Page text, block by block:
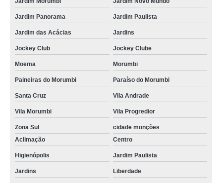
Jardim Panorama Jardim Paulista
Jardim das Acácias Jardins
Jockey Club Jockey Clube
Moema Morumbi
Paineiras do Morumbi Paraíso do Morumbi
Santa Cruz Vila Andrade
Vila Morumbi Vila Progredior
Zona Sul
cidade monções
Aclimação
Centro
Higienópolis Jardim Paulista
Jardins Liberdade